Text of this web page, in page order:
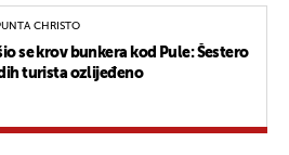
CHRISTO
se krov bunkera kod Pule: Šestero
turista ozlijeđeno